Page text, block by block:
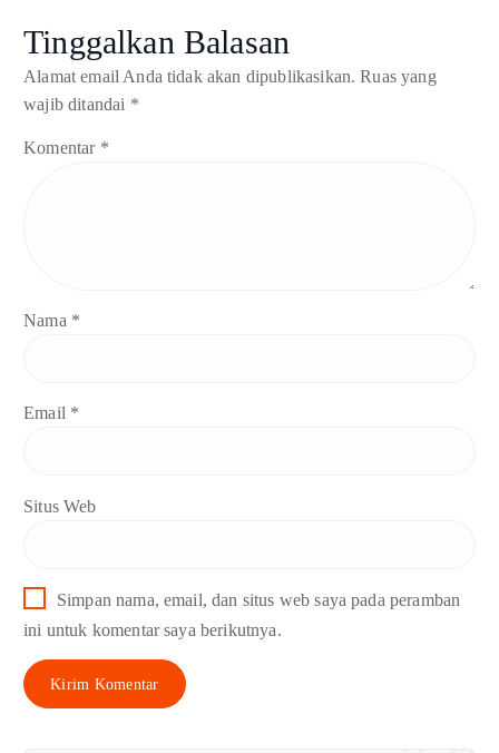
Tinggalkan Balasan
Alamat email Anda tidak akan dipublikasikan. Ruas yang
wajib ditandai *
Komentar *
Nama *
Email *
Situs Web
Simpan nama, email, dan situs web saya pada peramban
ini untuk komentar saya berikutnya.